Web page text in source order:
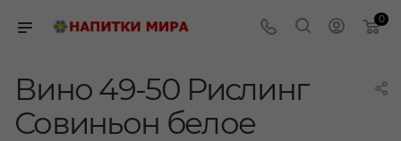
0
Вино 49-50 Рислинг
Совиньон белое